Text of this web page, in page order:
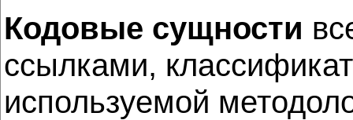
Кодовые сущности
ссылками,
используемой